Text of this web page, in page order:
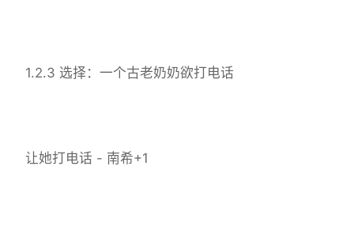
1.2.3 选择：一个古老奶奶欲打电话
让她打电话 - 南希+1